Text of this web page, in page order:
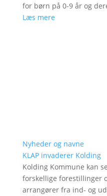
for børn på 0-9 år og
Læs mere
Nyheder og navne
KLAP invaderer Kolding
Kolding Kommune kan
forskellige forestillinger
arrangører fra ind- og